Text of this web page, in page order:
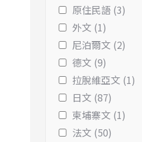
原住民語 (3)
外文 (1)
尼泊爾文 (2)
德文 (9)
拉脫維亞文 (1)
日文 (87)
柬埔寨文 (1)
法文 (50)